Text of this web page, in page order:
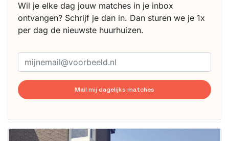
Wil je elke dag jouw matches in je inbox
ontvangen? Schrijf je dan in. Dan sturen we je 1x
per dag de nieuwste huurhuizen.
Mail mij dagelijks matches